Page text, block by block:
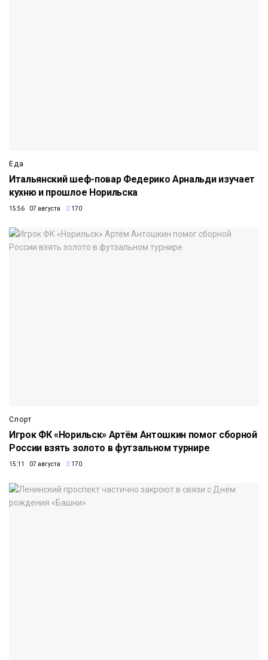
Еда
Итальянский шеф-повар Федерико Арнальди изучает
кухню и прошлое Норильска
15:56 07 августа 170
Спорт
Игрок ФК «Норильск» Артём Антошкин помог сборной
России взять золото в футзальном турнире
15:11 07 августа 170